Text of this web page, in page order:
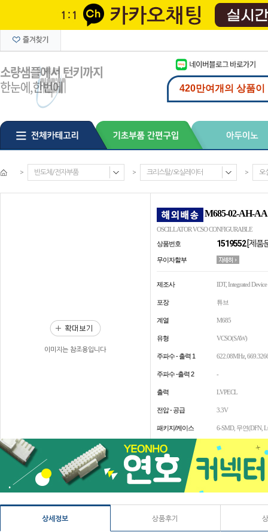
> 반도체/전자부품 > 크리스탈/오실레이터 > 오
이미지는 참조용입니다
M685-02-AH-AA
OSCILLATOR VCSO CONFIGURABLE
상품번호
1519552[제품
무이자할부
제조사 IDT, Integrated
포장 튜브
계열 M685
유형 VCSO(SAW)
주파수 - 출력 1 622.08MHz,
주파수 -출력 2 -
출력 LVPECL
전압 - 공급 3.3V
패키지/케이스 6-SMD, 무연(DFN,
상세정보 상품후기